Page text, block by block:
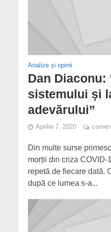
Analize și opinii
Dan Diaconu:
sistemului și
adevărului”
Aprilie 7, 2020
Din multe surse
morții din criza COVID-
repetă de fiecare dată.
după ce lumea s-a...